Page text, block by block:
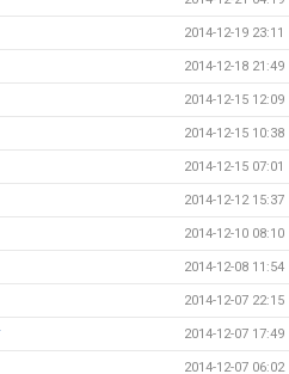
2014-12-19 23:11
2014-12-18 21:49
2014-12-15 12:09
2014-12-15 10:38
2014-12-15 07:01
2014-12-12 15:37
2014-12-10 08:10
2014-12-08 11:54
2014-12-07 22:15
2014-12-07 17:49
2014-12-07 06:02